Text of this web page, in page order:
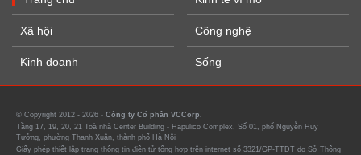
Xã hội
Kinh doanh
Công nghệ
Sống
© Copyright 2012 - 2026 - Công ty Cổ phần VCCorp.
Tầng 17, 19, 20, 21 Toà nhà Center Building - Hapulico Complex, Số 01, phố Nguyễn Huy
Tưởng, phường Thanh Xuân, thành phố Hà Nội
Giấy phép thiết lập trang thông tin điện tử tổng hợp trên internet số 3321/GP-TTĐT do Sở Thông